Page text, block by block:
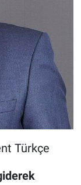
Türkçe